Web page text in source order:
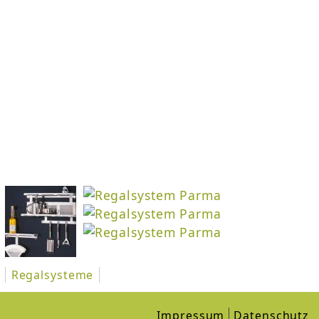
Regalsysteme
Impressum Datenschutz